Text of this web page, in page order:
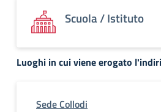
Scuola / Istituto
Luoghi in cui viene erogato
Sede Collodi